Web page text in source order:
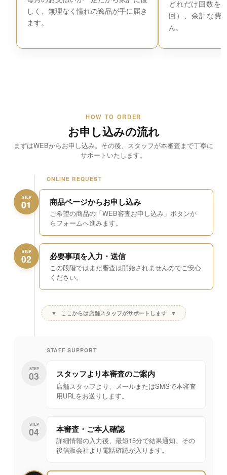
しく、無理なく憧れの逸品が手に届き
ます。
どれだけ回数を
回）、余計な費
ん。
HOW TO ORDER
お申し込みの流れ
まずはWEBからお申し込み。その後、スタッフが本審査まで丁寧に
サポートいたします。
ONLINE REQUEST
STEP
01 商品ページからお申し込み
ご希望の商品の「WEB審査お申し込み」ボタンか
らフォームへ進みます。
STEP
02 必要事項を入力・送信
この段階ではまだ審査は開始されませんのでご安心
ください。
▼ ここからは店舗スタッフがサポートします ▼
STAFF SUPPORT
STEP
03 スタッフより本審査のご案内
店舗スタッフより、メールまたはSMSで本審査
用URLをお送りします。
STEP
04 本審査・ご本人確認
詳細情報の入力後、最短15分で結果通知。その
後信販会社より電話確認が入ります。